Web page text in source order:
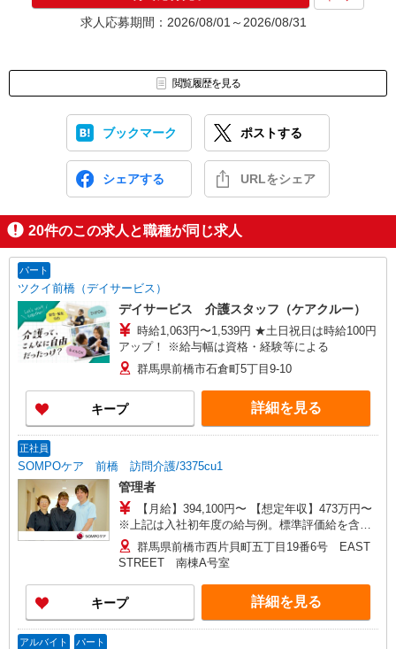
求人応募期間：2026/08/01～2026/08/31
閲覧履歴を見る
ブックマーク ポストする
シェアする URLをシェア
20件のこの求人と職種が同じ求人
パート
ツクイ前橋（デイサービス）
デイサービス 介護スタッフ（ケアクルー）
時給1,063円〜1,539円 ★土日祝日は時給100円
アップ！ ※給与幅は資格・経験等による
群馬県前橋市石倉町5丁目9-10
キープ 詳細を見る
正社員
SOMPOケア 前橋 訪問介護/3375cu1
管理者
【月給】394,100円〜 【想定年収】473万円〜
※上記は入社初年度の給与例。標準評価給を含
む。 ◎年俸は経験により異なります。
群馬県前橋市西片貝町五丁目19番6号 EAST
STREET 南棟A号室
キープ 詳細を見る
アルバイト パート